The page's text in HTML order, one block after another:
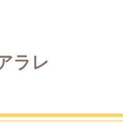
ラレ